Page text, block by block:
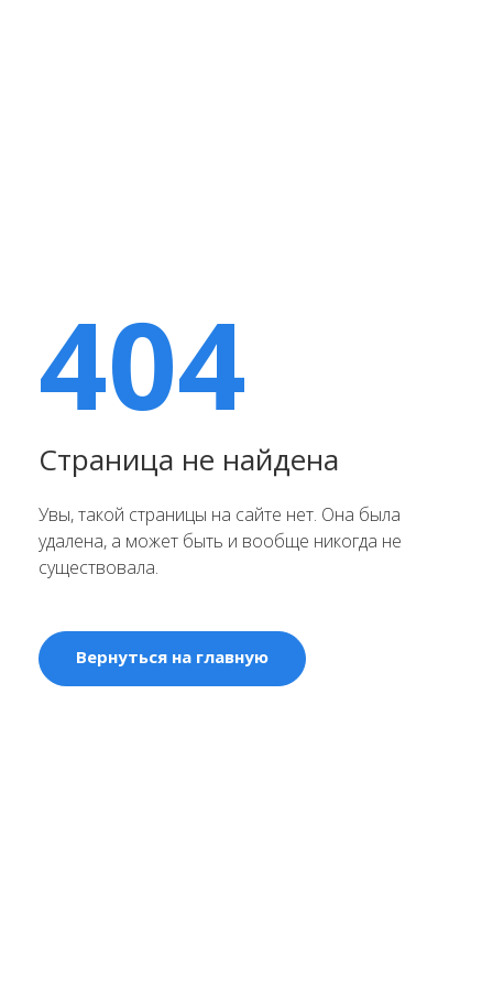
404
Страница не найдена
Увы, такой страницы на сайте нет. Она была
удалена, а может быть и вообще никогда не
существовала.
Вернуться на главную